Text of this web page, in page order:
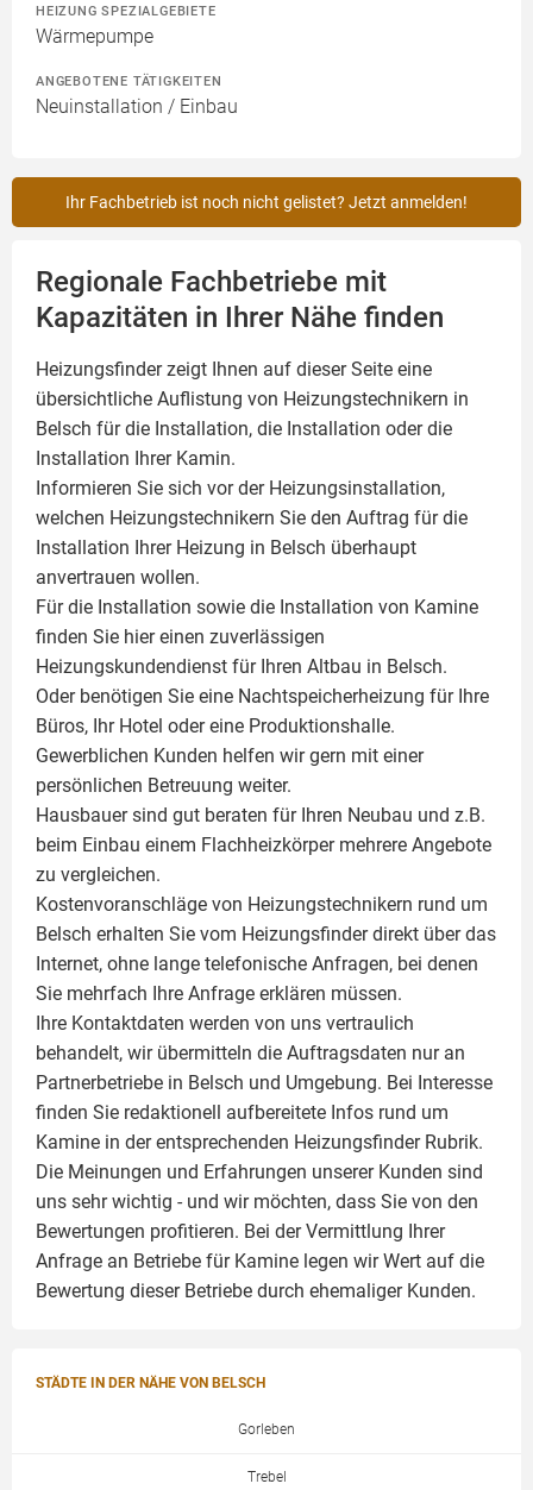
HEIZUNG SPEZIALGEBIETE
Wärmepumpe
ANGEBOTENE TÄTIGKEITEN
Neuinstallation / Einbau
Ihr Fachbetrieb ist noch nicht gelistet? Jetzt anmelden!
Regionale Fachbetriebe mit
Kapazitäten in Ihrer Nähe finden
Heizungsfinder zeigt Ihnen auf dieser Seite eine
übersichtliche Auflistung von Heizungstechnikern in
Belsch für die Installation, die Installation oder die
Installation Ihrer Kamin.
Informieren Sie sich vor der Heizungsinstallation,
welchen Heizungstechnikern Sie den Auftrag für die
Installation Ihrer Heizung in Belsch überhaupt
anvertrauen wollen.
Für die Installation sowie die Installation von Kamine
finden Sie hier einen zuverlässigen
Heizungskundendienst für Ihren Altbau in Belsch.
Oder benötigen Sie eine Nachtspeicherheizung für Ihre
Büros, Ihr Hotel oder eine Produktionshalle.
Gewerblichen Kunden helfen wir gern mit einer
persönlichen Betreuung weiter.
Hausbauer sind gut beraten für Ihren Neubau und z.B.
beim Einbau einem Flachheizkörpermehrere Angebote
zu vergleichen.
Kostenvoranschläge von Heizungstechnikern rund um
Belsch erhalten Sie vom Heizungsfinder direkt über das
Internet, ohne lange telefonische Anfragen, bei denen
Sie mehrfach Ihre Anfrage erklären müssen.
Ihre Kontaktdaten werden von uns vertraulich
behandelt, wir übermitteln die Auftragsdaten nur an
Partnerbetriebe in Belsch und Umgebung. Bei Interesse
finden Sie redaktionell aufbereitete Infos rund um
Kamine in der entsprechenden Heizungsfinder Rubrik.
Die Meinungen und Erfahrungen unserer Kunden sind
uns sehr wichtig - und wir möchten, dass Sie von den
Bewertungen profitieren. Bei der Vermittlung Ihrer
Anfrage an Betriebe für Kamine legen wir Wert auf die
Bewertung dieser Betriebe durch ehemaliger Kunden.
STÄDTE IN DER NÄHE VON BELSCH
Gorleben
Trebel